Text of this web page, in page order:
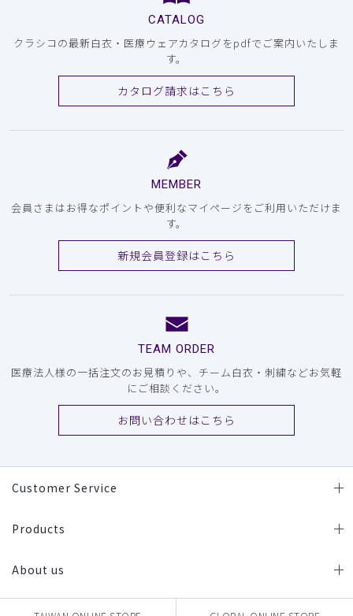
CATALOG
クラシコの最新白衣・医療ウェアカタログをpdfでご案内いたしま
す。
カタログ請求はこちら
MEMBER
会員さまはお得なポイントや便利なマイページをご利用いただけま
す。
新規会員登録はこちら
TEAM ORDER
医療法人様の一括注文のお見積りや、チーム白衣・刺繍などお気軽
にご相談ください。
お問い合わせはこちら
Customer Service
Products
About us